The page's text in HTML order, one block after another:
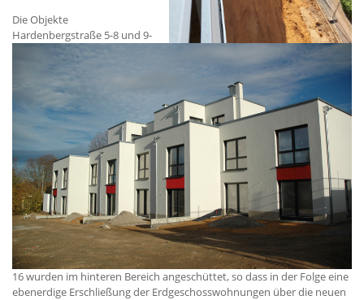
Die Objekte
Hardenbergstraße 5-8 und 9-
16 wurden im hinteren Bereich angeschüttet, so dass in der Folge eine
ebenerdige Erschließung der Erdgeschosswohnungen über die neuen